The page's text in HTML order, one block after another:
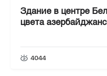
Здание в центре
цвета
4044